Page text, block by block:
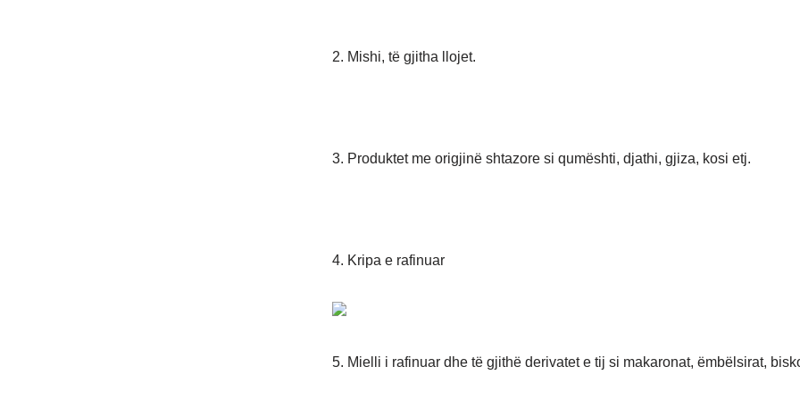
2. Mishi, të gjitha llojet.
3. Produktet me origjinë shtazore si qumështi, djathi, gjiza, kosi etj.
4. Kripa e rafinuar
5. Mielli i rafinuar dhe të gjithë derivatet e tij si makaronat, ëmbëlsirat,